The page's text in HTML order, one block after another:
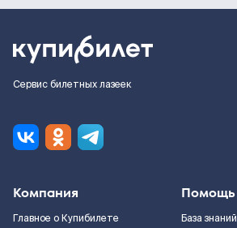
Сервис билетных лазеек
Компания
Главное о Купибилете
Помощь
База знаний